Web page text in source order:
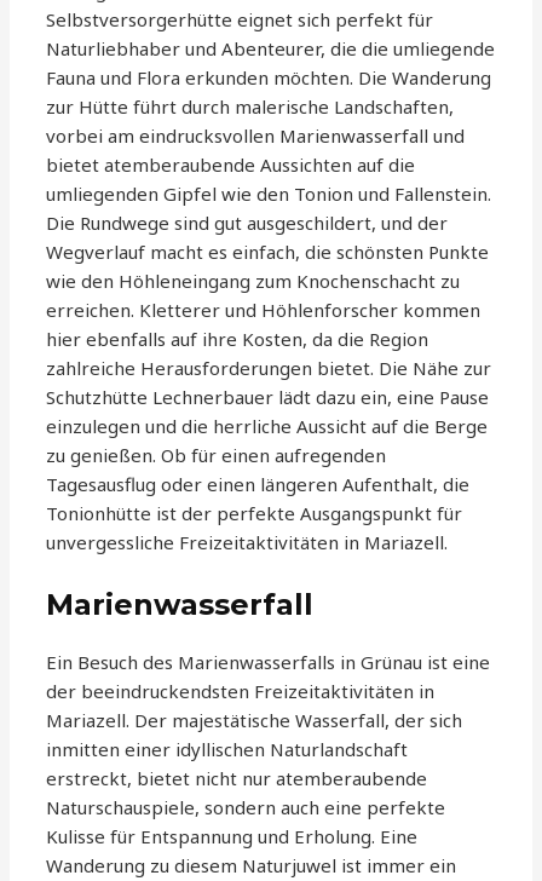
Selbstversorgerhütte eignet sich perfekt für
Naturliebhaber und Abenteurer, die die umliegende
Fauna und Flora erkunden möchten. Die Wanderung
zur Hütte führt durch malerische Landschaften,
vorbei am eindrucksvollen Marienwasserfall und
bietet atemberaubende Aussichten auf die
umliegenden Gipfel wie den Tonion und Fallenstein.
Die Rundwege sind gut ausgeschildert, und der
Wegverlauf macht es einfach, die schönsten Punkte
wie den Höhleneingang zum Knochenschacht zu
erreichen. Kletterer und Höhlenforscher kommen
hier ebenfalls auf ihre Kosten, da die Region
zahlreiche Herausforderungen bietet. Die Nähe zur
Schutzhütte Lechnerbauer lädt dazu ein, eine Pause
einzulegen und die herrliche Aussicht auf die Berge
zu genießen. Ob für einen aufregenden
Tagesausflug oder einen längeren Aufenthalt, die
Tonionhütte ist der perfekte Ausgangspunkt für
unvergessliche Freizeitaktivitäten in Mariazell.
Marienwasserfall
Ein Besuch des Marienwasserfalls in Grünau ist eine
der beeindruckendsten Freizeitaktivitäten in
Mariazell. Der majestätische Wasserfall, der sich
inmitten einer idyllischen Naturlandschaft
erstreckt, bietet nicht nur atemberaubende
Naturschauspiele, sondern auch eine perfekte
Kulisse für Entspannung und Erholung. Eine
Wanderung zu diesem Naturjuwel ist immer ein